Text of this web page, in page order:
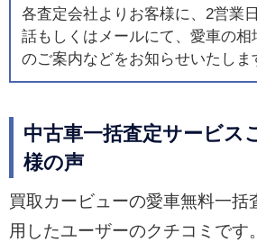
各査定会社よりお客様に、2営業
話もしくはメールにて、愛車の相
のご案内などをお知らせいたしま
中古車一括査定サービス
様の声
買取カービューの愛車無料一括
用したユーザーのクチコミです